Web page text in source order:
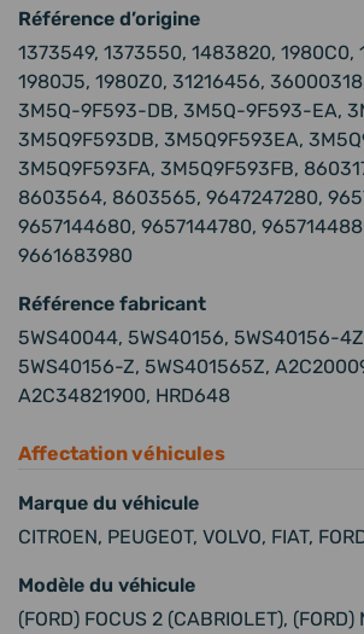
Référence d’origine
1373549, 1373550, 1483820, 1980C0,
1980J5, 1980Z0, 31216456,
3M5Q-9F593-DB, 3M5Q-9F593-EA,
3M5Q9F593DB, 3M5Q9F593EA,
3M5Q9F593FA, 3M5Q9F593FB,
8603564, 8603565, 9647247280,
9657144680, 9657144780,
9661683980
Référence fabricant
5WS40044, 5WS40156, 5WS40156-
5WS40156-Z, 5WS401565Z,
A2C34821900, HRD648
Affectation véhicules
Marque du véhicule
CITROEN, PEUGEOT, VOLVO, FIAT,
Modèle du véhicule
(FORD) FOCUS 2 (CABRIOLET), (FORD)